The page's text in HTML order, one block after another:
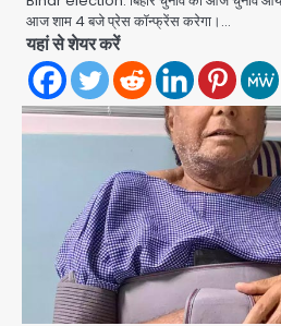
आज शाम 4 बजे प्रेस कॉन्फ्रेंस करेगा।…
यहां से शेयर करें